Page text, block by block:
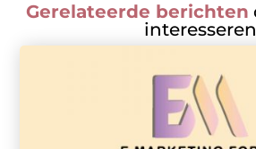
Gerelateerde berichten
interesseren